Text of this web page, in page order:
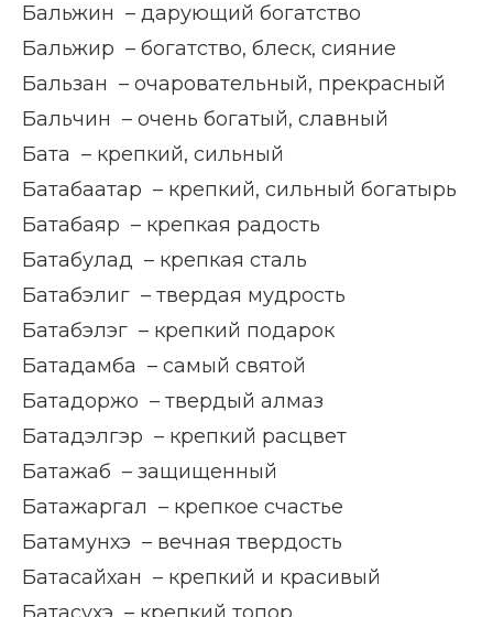
Бальжин – дарующий богатство
Бальжир – богатство, блеск, сияние
Бальзан – очаровательный, прекрасный
Бальчин – очень богатый, славный
Бата – крепкий, сильный
Батабаатар – крепкий, сильный богатырь
Батабаяр – крепкая радость
Батабулад – крепкая сталь
Батабэлиг – твердая мудрость
Батабэлэг – крепкий подарок
Батадамба – самый святой
Батадоржо – твердый алмаз
Батадэлгэр – крепкий расцвет
Батажаб – защищенный
Батажаргал – крепкое счастье
Батамунхэ – вечная твердость
Батасайхан – крепкий и красивый